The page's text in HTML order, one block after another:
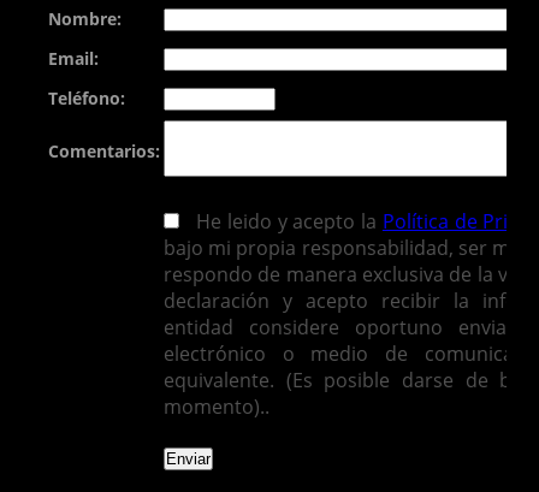
Nombre:
Email:
Teléfono:
Comentarios:
He leido y acepto la Política de
bajo mi propia responsabilidad, ser
respondo de manera exclusiva de la
declaración y acepto recibir la
entidad considere oportuno
electrónico o medio de
equivalente. (Es posible darse de
momento)..